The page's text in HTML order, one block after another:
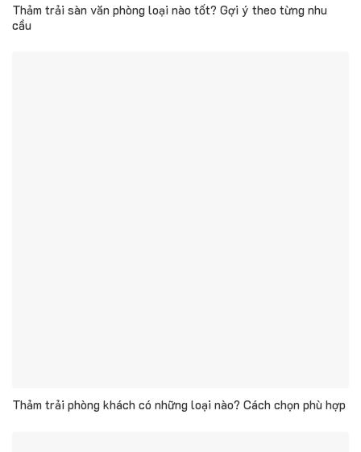
Thảm trải sàn văn phòng loại nào tốt? Gợi ý theo từng nhu
cầu
Thảm trải phòng khách có những loại nào? Cách chọn phù hợp